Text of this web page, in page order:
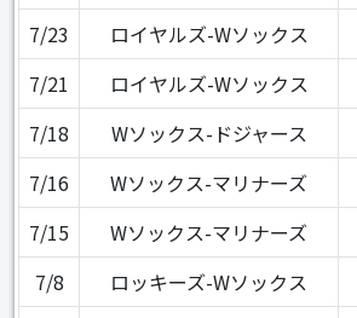
7/23
ロイヤルズ-Wソックス
7/21
ロイヤルズ-Wソックス
7/18
Wソックス-ドジャース
7/16
Wソックス-マリナーズ
7/15
Wソックス-マリナーズ
7/8
ロッキーズ-Wソックス